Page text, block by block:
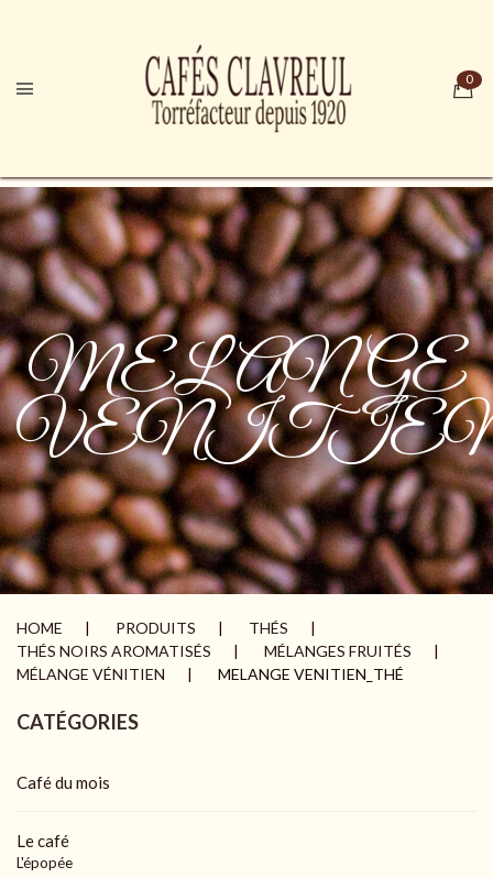
MELANGE
HOME PRODUITS
THÉS
THÉS NOIRS AROMATISÉS
MÉLANGES FRUITÉS
MÉLANGE VÉNITIEN
MELANGE VENITIEN_THÉ
CATÉGORIES
Café du mois
Le café
L'épopée